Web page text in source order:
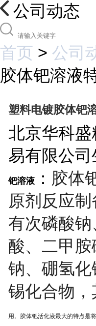
公司动态
首页 > 公司
胶体钯溶液
塑料电镀胶体钯
北京华科
易有限公司
钯溶液： 胶体
原剂反应
有次磷酸钠
酸、二甲
钠、硼氢
锡化合物，
用。 胶体钯活化液最大的特点是